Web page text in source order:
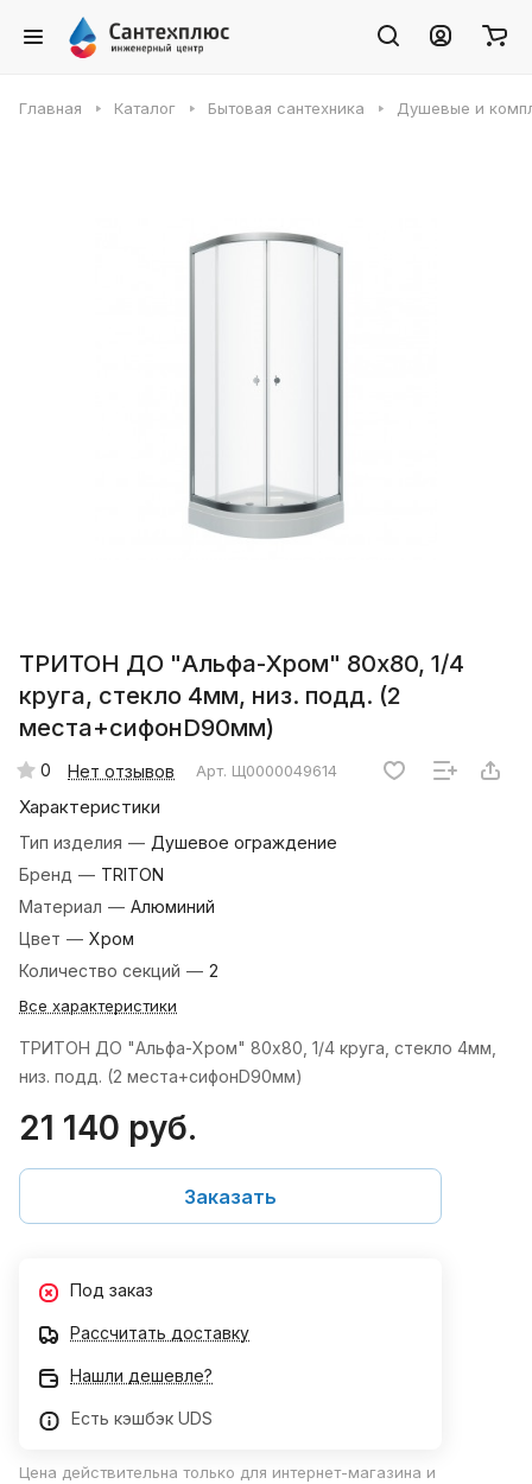
Главная Каталог Бытовая сантехника Душевые и
ТРИТОН ДО "Альфа-Хром" 80х80, 1/4
круга, стекло 4мм, низ. подд. (2
места+сифонD90мм)
0 Нет отзывов Арт. Щ0000049614
Характеристики
Тип изделия — Душевое ограждение
Бренд — TRITON
Материал — Алюминий
Цвет — Хром
Количество секций — 2
Все характеристики
ТРИТОН ДО "Альфа-Хром" 80х80, 1/4 круга, стекло 4мм,
низ. подд. (2 места+сифонD90мм)
21 140 руб.
Заказать
Под заказ
Рассчитать доставку
Нашли дешевле?
Есть кэшбэк UDS
Цена действительна только для интернет-магазина и